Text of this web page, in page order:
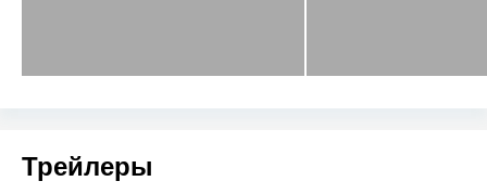
Трейлеры